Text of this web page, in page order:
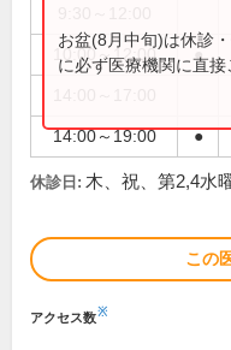
10:00～12:00 ●
14:00～19:00 ●
お盆(8月中旬)は休診
に必ず医療機関に直接
休診日: 木、祝、第2,4水
この
アクセス数※